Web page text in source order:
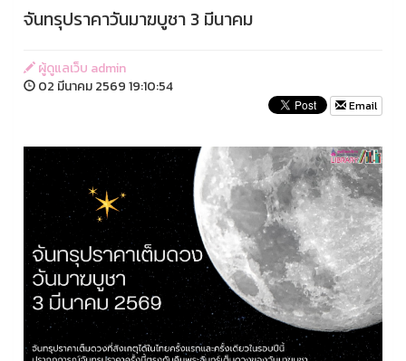
จันทรุปราคาวันมาฆบูชา 3 มีนาคม
ผู้ดูแลเว็บ admin
02 มีนาคม 2569 19:10:54
Email